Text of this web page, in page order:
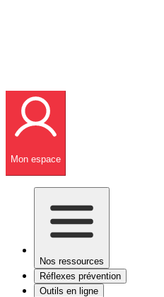
Mon espace
Nos ressources
Réflexes prévention
Outils en ligne